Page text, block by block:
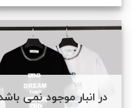
در انبار موجود نمی باشد